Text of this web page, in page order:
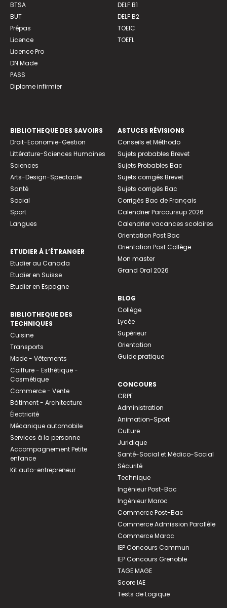
BTSA
BUT
Prépas
Licence
Licence Pro
DN Made
PASS
Diplome infirmier
DELF B1
DELF B2
TOEIC
TOEFL
BIBLIOTHEQUE DES SAVOIRS
Droit-Economie-Gestion
Littérature-Sciences Humaines
Sciences
Arts-Design-Spectacle
Santé
Social
Sport
Langues
ETUDIER À L’ÉTRANGER
Etudier au Canada
Etudier en Suisse
Etudier en Espagne
BIBLIOTHEQUE DES
TECHNIQUES
Cuisine
Transports
Mode - Vêtements
Coiffure - Esthétique -
Cosmétique
Commerce - Vente
Bâtiment - Architecture
Électricité
Mécanique automobile
Services à la personne
Accompagnement Petite
enfance
Kit auto-entrepreneur
ASTUCES RÉVISIONS
Conseils et Méthodo
Sujets probables Brevet
Sujets Probables Bac
Sujets corrigés Brevet
Sujets corrigés Bac
Corrigés Bac de Français
Calendrier Parcoursup 2026
Calendrier vacances scolaires
Orientation Post Bac
Orientation Post Collège
Mon master
Grand Oral 2026
BLOG
Collège
Lycée
Supérieur
Orientation
Guide pratique
CONCOURS
CRPE
Administration
Animation-Sport
Culture
Juridique
Santé-Social et Médico-Social
Sécurité
Technique
Ingénieur Post-Bac
Ingénieur Maroc
Commerce Post-Bac
Commerce Admission Parallèle
Commerce Maroc
IEP Concours Commun
IEP Concours Grenoble
TAGE MAGE
Score IAE
Tests de Logique